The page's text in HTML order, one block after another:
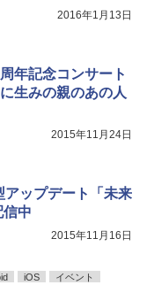
2016年1月13日
年記念コンサート
生みの親のあの人
2015年11月24日
アップデート「未来
中
2015年11月16日
iOS イベント